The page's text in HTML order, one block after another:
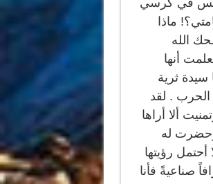
في كرسي
ماذا
الله
أنها
ثرية
. لقد
ألا أراها
وحضرت له
رؤيتها
صناعيةً فأنا